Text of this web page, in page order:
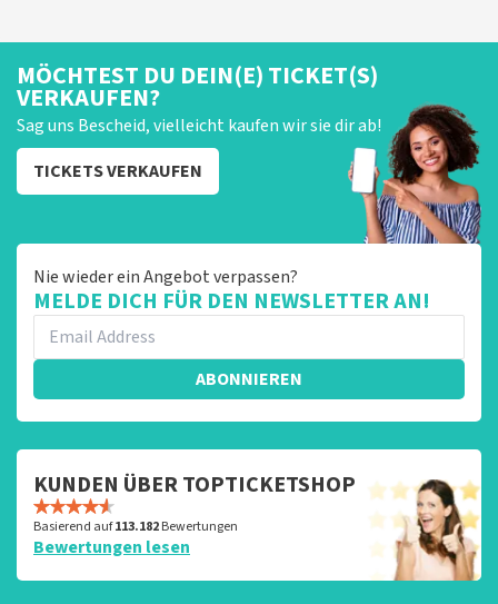
MÖCHTEST DU DEIN(E) TICKET(S)
VERKAUFEN?
Sag uns Bescheid, vielleicht kaufen wir sie dir ab!
TICKETS VERKAUFEN
Nie wieder ein Angebot verpassen?
MELDE DICH FÜR DEN NEWSLETTER AN!
ABONNIEREN
KUNDEN ÜBER TOPTICKETSHOP
Basierend auf113.182Bewertungen
Bewertungen lesen